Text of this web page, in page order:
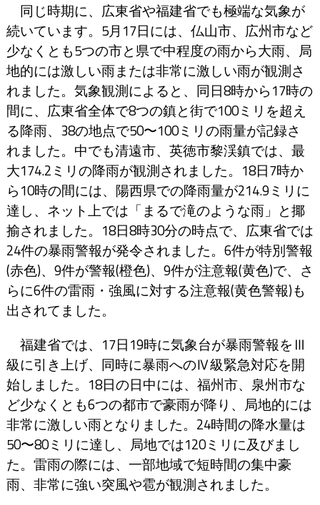
同じ時期に、広東省や福建省でも極端な気象が
続いています。5月17日には、仏山市、広州市など
少なくとも5つの市と県で中程度の雨から大雨、局
地的には激しい雨または非常に激しい雨が観測さ
れました。気象観測によると、同日8時から17時の
間に、広東省全体で8つの鎮と街で100ミリを超え
る降雨、38の地点で50〜100ミリの雨量が記録さ
れました。中でも清遠市、英徳市黎渓鎮では、最
大174.2ミリの降雨が観測されました。18日7時か
ら10時の間には、陽西県での降雨量が214.9ミリに
達し、ネット上では「まるで滝のような雨」と揶
揄されました。18日8時30分の時点で、広東省では
24件の暴雨警報が発令されました。6件が特別警報
(赤色)、9件が警報(橙色)、9件が注意報(黄色)で、さ
らに6件の雷雨・強風に対する注意報(黄色警報)も
出されてました。
福建省では、17日19時に気象台が暴雨警報をⅢ
級に引き上げ、同時に暴雨へのⅣ級緊急対応を開
始しました。18日の日中には、福州市、泉州市な
ど少なくとも6つの都市で豪雨が降り、局地的には
非常に激しい雨となりました。24時間の降水量は
50〜80ミリに達し、局地では120ミリに及びまし
た。雷雨の際には、一部地域で短時間の集中豪
雨、非常に強い突風や雹が観測されました。